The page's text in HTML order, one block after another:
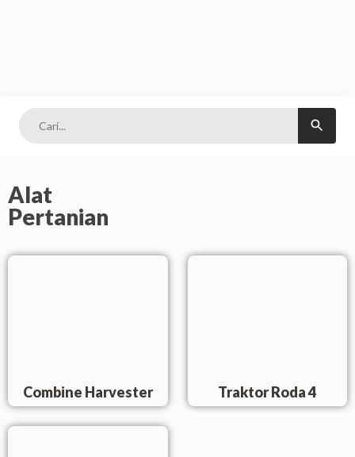
Alat
Pertanian
Combine Harvester Traktor Roda 4